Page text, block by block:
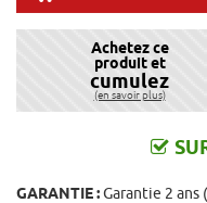
Achetez ce
produit et
cumulez
(en savoir plus)
GARANTIE :Garantie 2 ans